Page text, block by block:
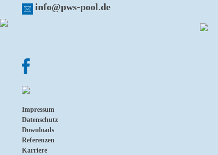
info@pws-pool.de
Impressum
Datenschutz
Downloads
Referenzen
Karriere